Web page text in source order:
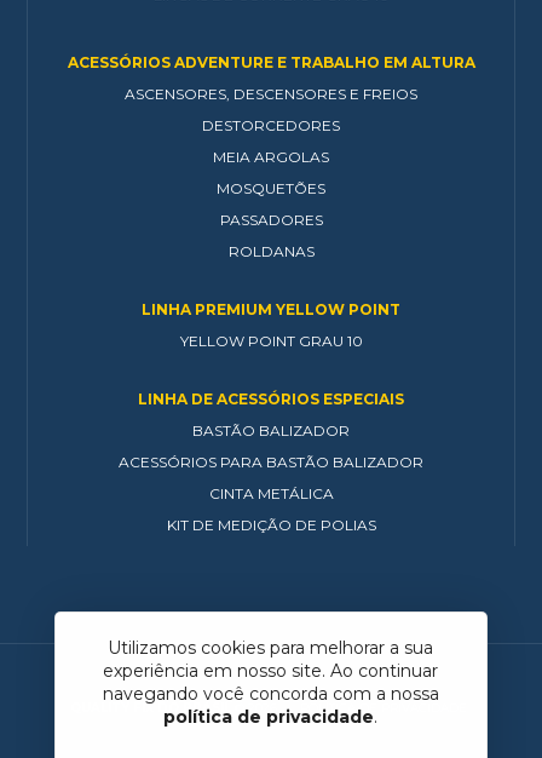
ACESSÓRIOS ADVENTURE E TRABALHO EM ALTURA
ASCENSORES, DESCENSORES E FREIOS
DESTORCEDORES
MEIA ARGOLAS
MOSQUETÕES
PASSADORES
ROLDANAS
LINHA PREMIUM YELLOW POINT
YELLOW POINT GRAU 10
LINHA DE ACESSÓRIOS ESPECIAIS
BASTÃO BALIZADOR
ACESSÓRIOS PARA BASTÃO BALIZADOR
CINTA METÁLICA
KIT DE MEDIÇÃO DE POLIAS
QUALITY FIX DO BRASIL © 2026 POLÍTICA DE PRIVACIDADE
Utilizamos cookies para melhorar a sua
experiência em nosso site. Ao continuar
navegando você concorda com a nossa
política de privacidade.